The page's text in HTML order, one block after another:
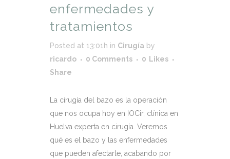
enfermedades y
tratamientos
Posted at 13:01h in Cirugía by
ricardo
0 Comments 0 Likes
Share
La cirugía del bazo es la operación
que nos ocupa hoy en IOCir, clínica en
Huelva experta en cirugía. Veremos
qué es el bazo y las enfermedades
que pueden afectarle, acabando por